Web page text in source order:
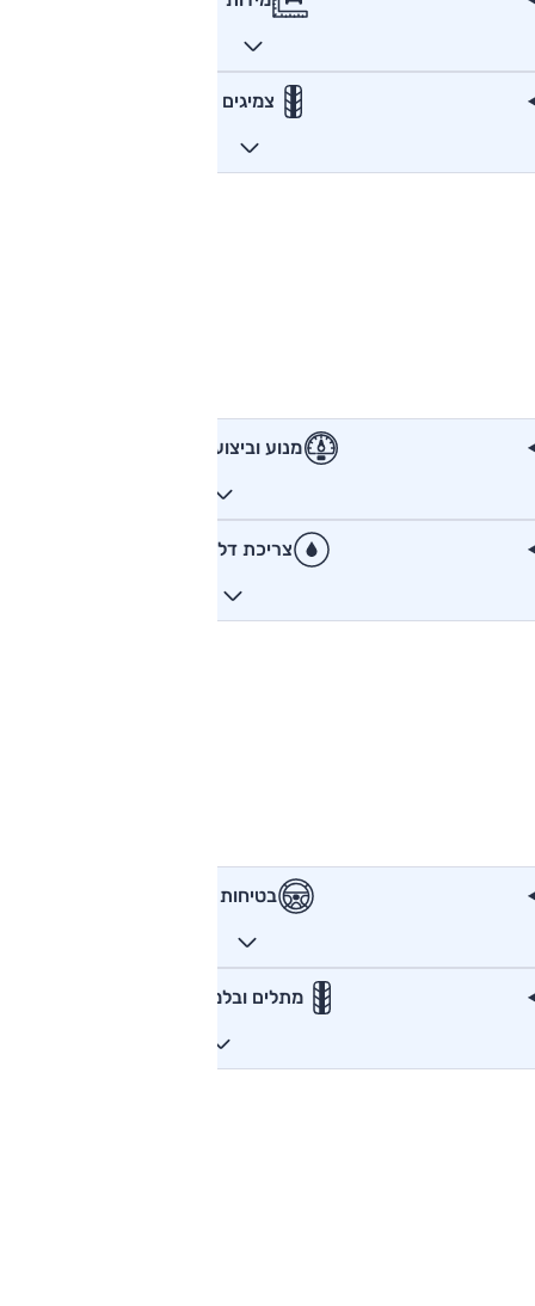
צמיגים
מנוע וביצועים
צריכת דלק
בטיחות
מתלים ובלמים